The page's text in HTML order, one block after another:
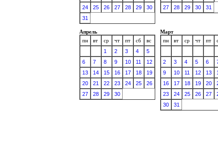
24
25 26 27 28 29
30
31
27
28 29 30 31
Апрель
пн
вт ср чт пт сб
вс
1
2 3 4
5
6
7 8 9 10 11
12
13
14 15 16 17 18
19
20
21 22 23 24 25
26
27
28 29 30
Март
пн
вт ср чт пт
2 3 4 5 6
9
10 11 12 13
16
17 18 19 20
23
24 25 26 27
30
31